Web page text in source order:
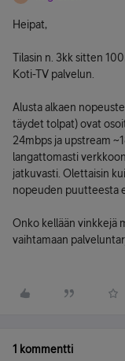
Heipat,
Tilasin n. 3kk sitten
Koti-TV palvelun.
Alusta alkaen
täydet tolpat) ovat
24mbps ja upstream
langattomasti
jatkuvasti. Olettaisin
nopeuden puutteesta
Onko kellään vinkkejä
vaihtamaan
1 kommentti